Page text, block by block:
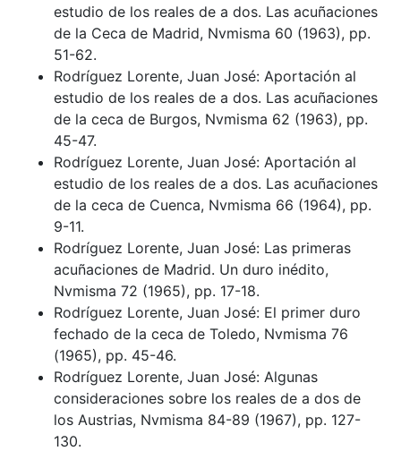
estudio de los reales de a dos. Las acuñaciones
de la Ceca de Madrid, Nvmisma 60 (1963), pp.
51-62.
Rodríguez Lorente, Juan José: Aportación al
estudio de los reales de a dos. Las acuñaciones
de la ceca de Burgos, Nvmisma 62 (1963), pp.
45-47.
Rodríguez Lorente, Juan José: Aportación al
estudio de los reales de a dos. Las acuñaciones
de la ceca de Cuenca, Nvmisma 66 (1964), pp.
9-11.
Rodríguez Lorente, Juan José: Las primeras
acuñaciones de Madrid. Un duro inédito,
Nvmisma 72 (1965), pp. 17-18.
Rodríguez Lorente, Juan José: El primer duro
fechado de la ceca de Toledo, Nvmisma 76
(1965), pp. 45-46.
Rodríguez Lorente, Juan José: Algunas
consideraciones sobre los reales de a dos de
los Austrias, Nvmisma 84-89 (1967), pp. 127-
130.